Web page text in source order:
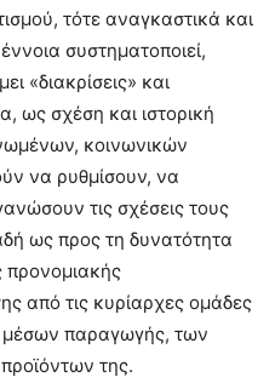
τότε αναγκαστικά και
συστηματοποιεί,
«διακρίσεις» και
ως σχέση και ιστορική
κοινωνικών
να ρυθμίσουν, να
τις σχέσεις τους
ως προς τη δυνατότητα
προνομιακής
από τις κυρίαρχες ομάδες
παραγωγής, των
της.